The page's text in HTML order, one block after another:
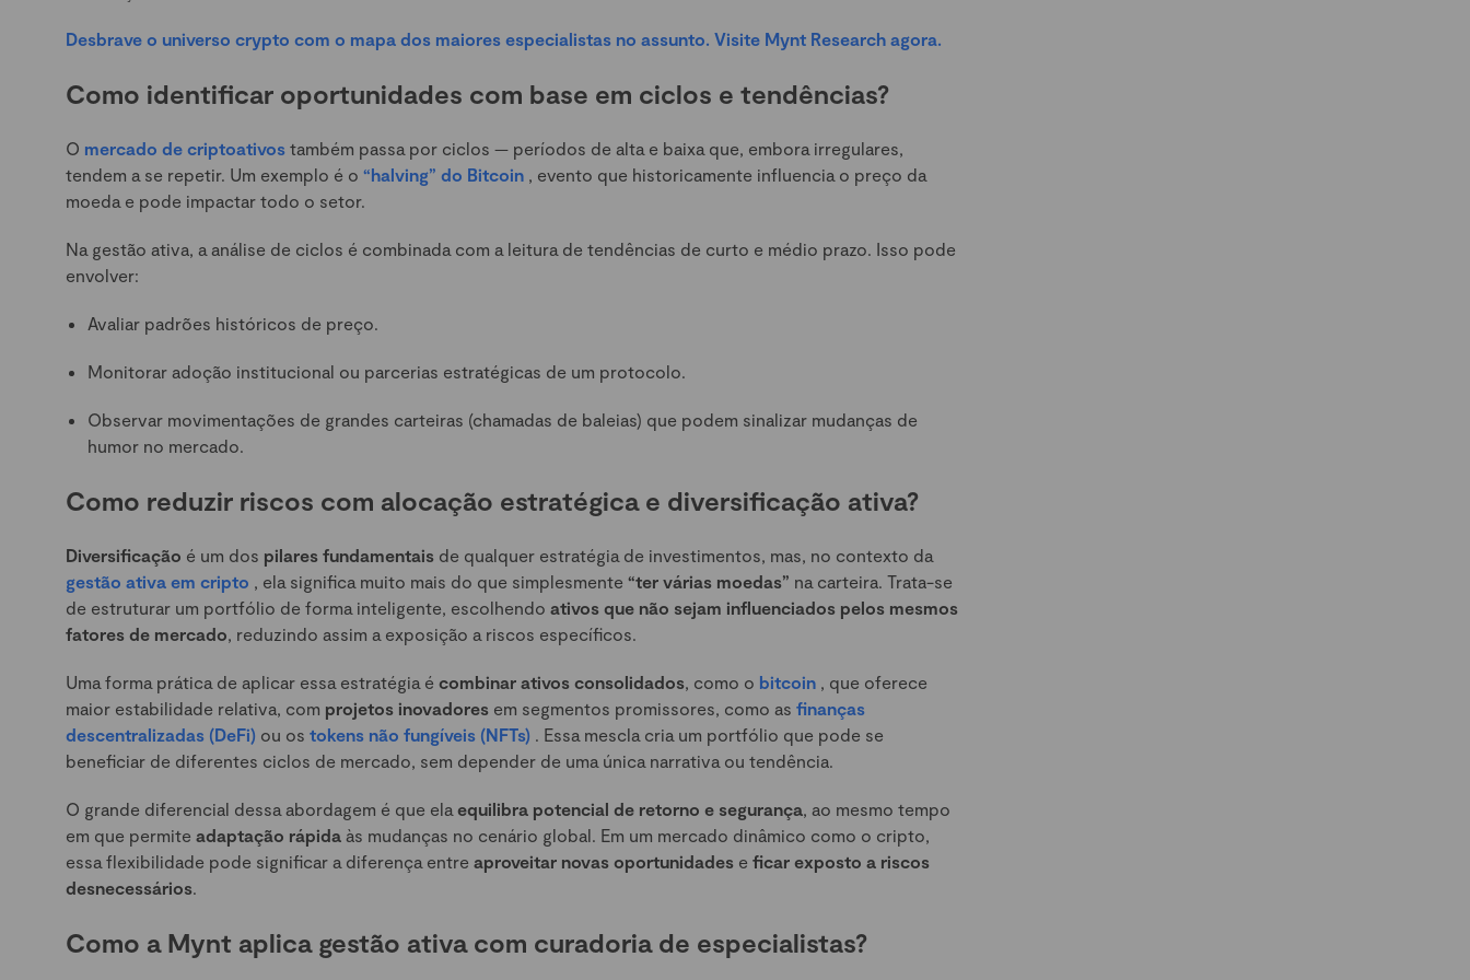
Desbrave o universo crypto com o mapa dos maiores especialistas no assunto. Visite Mynt Research agora.
Como identificar oportunidades com base em ciclos e tendências?
O mercado de criptoativos também passa por ciclos — períodos de alta e baixa que, embora irregulares,
tendem a se repetir. Um exemplo é o “halving” do Bitcoin , evento que historicamente influencia o preço da
moeda e pode impactar todo o setor.
Na gestão ativa, a análise de ciclos é combinada com a leitura de tendências de curto e médio prazo. Isso pode
envolver:
Avaliar padrões históricos de preço.
Monitorar adoção institucional ou parcerias estratégicas de um protocolo.
Observar movimentações de grandes carteiras (chamadas de baleias) que podem sinalizar mudanças de
humor no mercado.
Como reduzir riscos com alocação estratégica e diversificação ativa?
Diversificação é um dos pilares fundamentais de qualquer estratégia de investimentos, mas, no contexto da
gestão ativa em cripto , ela significa muito mais do que simplesmente “ter várias moedas” na carteira. Trata-se
de estruturar um portfólio de forma inteligente, escolhendo ativos que não sejam influenciados pelos mesmos
fatores de mercado, reduzindo assim a exposição a riscos específicos.
Uma forma prática de aplicar essa estratégia é combinar ativos consolidados, como o bitcoin , que oferece
maior estabilidade relativa, com projetos inovadores em segmentos promissores, como as finanças
descentralizadas (DeFi) ou os tokens não fungíveis (NFTs) . Essa mescla cria um portfólio que pode se
beneficiar de diferentes ciclos de mercado, sem depender de uma única narrativa ou tendência.
O grande diferencial dessa abordagem é que ela equilibra potencial de retorno e segurança, ao mesmo tempo
em que permite adaptação rápida às mudanças no cenário global. Em um mercado dinâmico como o cripto,
essa flexibilidade pode significar a diferença entre aproveitar novas oportunidades e ficar exposto a riscos
desnecessários.
Como a Mynt aplica gestão ativa com curadoria de especialistas?